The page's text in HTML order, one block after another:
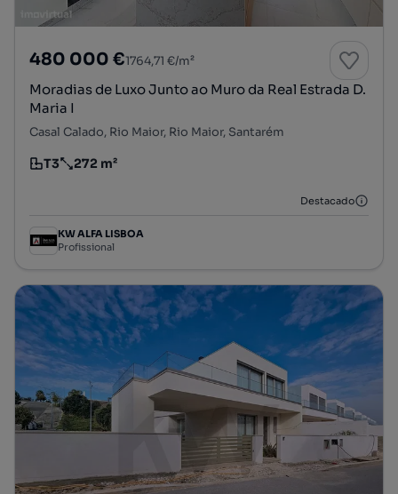
480 000 €1764,71 €/m²
Moradias de Luxo Junto ao Muro da Real Estrada D.
Maria I
Casal Calado, Rio Maior, Rio Maior, Santarém
Tipologia
T3
Preço por metro quadrado
272 m²
Destacado
KW ALFA LISBOA
Profissional